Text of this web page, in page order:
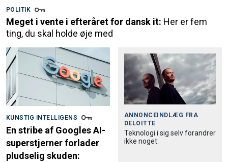
POLITIK
Meget i vente i efteråret for dansk it: Her er fem
ting, du skal holde øje med
KUNSTIG INTELLIGENS
En stribe af Googles AI-
superstjerner forlader
pludselig skuden:
ANNONCEINDLÆG FRA
DELOITTE
Teknologi i sig selv forandrer
ikke noget: